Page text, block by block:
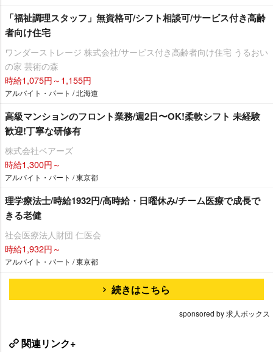
「福祉調理スタッフ」無資格可/シフト相談可/サービス付き高齢
者向け住宅
ワンダーストレージ 株式会社/サービス付き高齢者向け住宅 うるおい
の家 芸術の森
時給1,075円～1,155円
アルバイト・パート / 北海道
⾼級マンションのフロント業務/週2⽇〜OK!柔軟シフト 未経験
歓迎!丁寧な研修有
株式会社ベアーズ
時給1,300円～
アルバイト・パート / 東京都
理学療法士/時給1932円/高時給・日曜休み/チーム医療で成長で
きる老健
社会医療法人財団 仁医会
時給1,932円～
アルバイト・パート / 東京都
続きはこちら
sponsored by 求人ボックス
関連リンク+